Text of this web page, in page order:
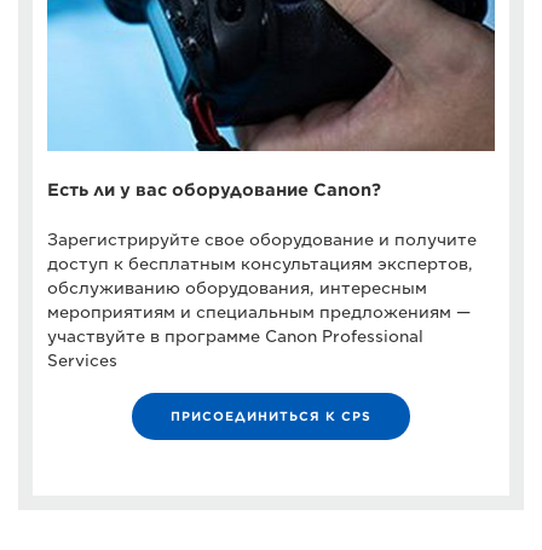
Есть ли у вас оборудование Canon?
Зарегистрируйте свое оборудование и получите
доступ к бесплатным консультациям экспертов,
обслуживанию оборудования, интересным
мероприятиям и специальным предложениям —
участвуйте в программе Canon Professional
Services
ПРИСОЕДИНИТЬСЯ К CPS